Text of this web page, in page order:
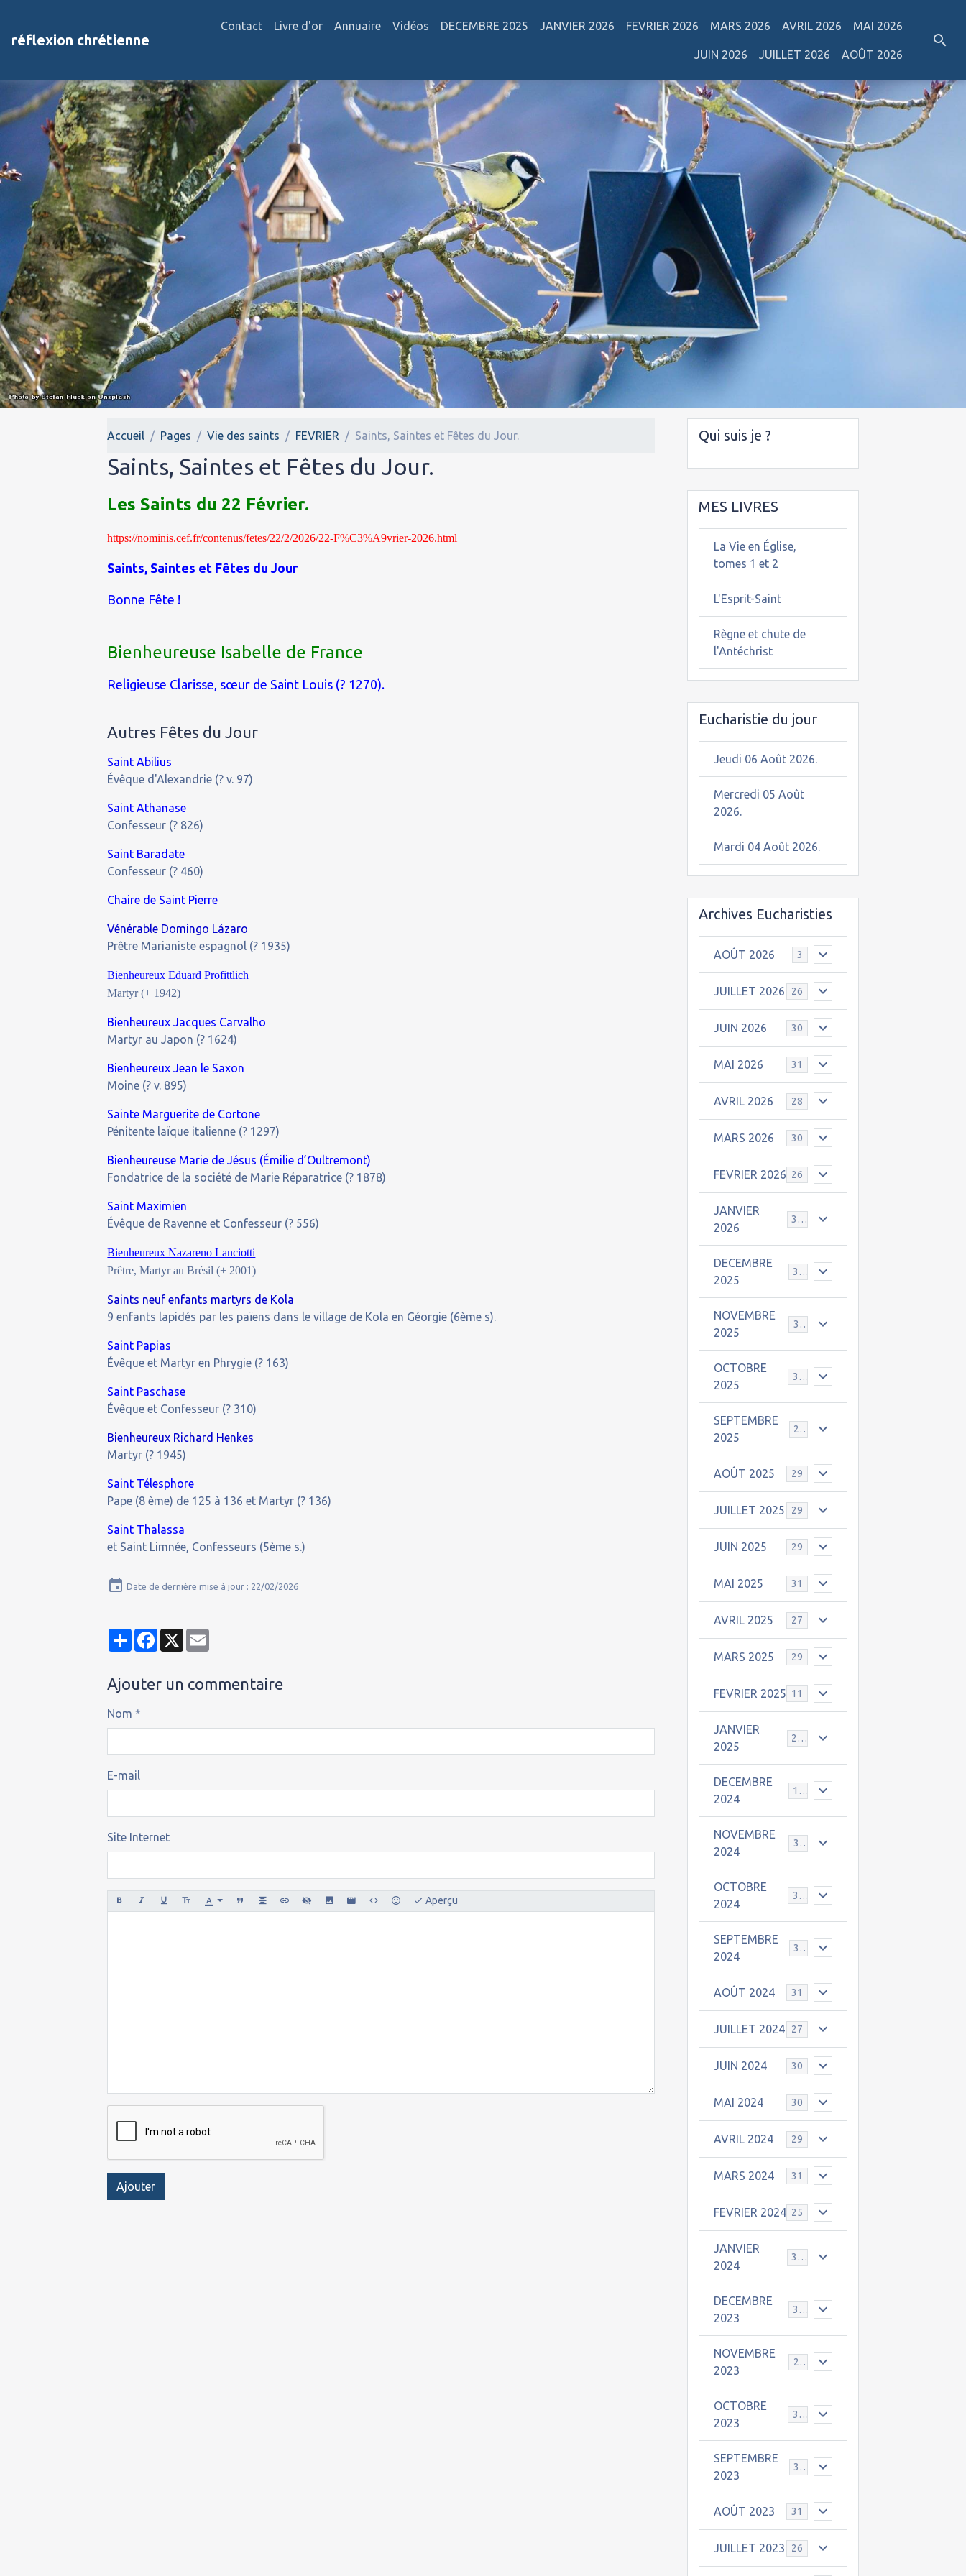
réflexion chrétienne
Contact Livre d'or Annuaire Vidéos DECEMBRE 2025 JANVIER 2026 FEVRIER 2026 MARS 2026 AVRIL 2026 MAI 2026
JUIN 2026 JUILLET 2026 AOÛT 2026
Accueil Pages Vie des saints FEVRIER Saints, Saintes et Fêtes du Jour.
Saints, Saintes et Fêtes du Jour.
Les Saints du 22 Février.
https://nominis.cef.fr/contenus/fetes/22/2/2026/22-F%C3%A9vrier-2026.html
Saints, Saintes et Fêtes du Jour
Bonne Fête !
Bienheureuse Isabelle de France
Religieuse Clarisse, sœur de Saint Louis (? 1270).
Autres Fêtes du Jour
Saint Abilius
Évêque d'Alexandrie (? v. 97)
Saint Athanase
Confesseur (? 826)
Saint Baradate
Confesseur (? 460)
Chaire de Saint Pierre
Vénérable Domingo Lázaro
Prêtre Marianiste espagnol (? 1935)
Bienheureux Eduard Profittlich
Martyr (+ 1942)
Bienheureux Jacques Carvalho
Martyr au Japon (? 1624)
Bienheureux Jean le Saxon
Moine (? v. 895)
Sainte Marguerite de Cortone
Pénitente laïque italienne (? 1297)
Bienheureuse Marie de Jésus (Émilie d’Oultremont)
Fondatrice de la société de Marie Réparatrice (? 1878)
Saint Maximien
Évêque de Ravenne et Confesseur (? 556)
Bienheureux Nazareno Lanciotti
Prêtre, Martyr au Brésil (+ 2001)
Saints neuf enfants martyrs de Kola
9 enfants lapidés par les païens dans le village de Kola en Géorgie (6ème s).
Saint Papias
Évêque et Martyr en Phrygie (? 163)
Saint Paschase
Évêque et Confesseur (? 310)
Bienheureux Richard Henkes
Martyr (? 1945)
Saint Télesphore
Pape (8 ème) de 125 à 136 et Martyr (? 136)
Saint Thalassa
et Saint Limnée, Confesseurs (5ème s.)
Date de dernière mise à jour : 22/02/2026
PartagerFacebook
X
Ajouter un commentaire
Nom
E-mail
Site Internet
Aperçu
Ajouter
Qui suis je ?
MES LIVRES
La Vie en Église,
tomes 1 et 2
L'Esprit-Saint
Règne et chute de
l'Antéchrist
Eucharistie du jour
Jeudi 06 Août 2026.
Mercredi 05 Août
2026.
Mardi 04 Août 2026.
Archives Eucharisties
AOÛT 2026 3
JUILLET 2026 26
JUIN 2026 30
MAI 2026 31
AVRIL 2026 28
MARS 2026 30
FEVRIER 2026 26
JANVIER
2026
31
DECEMBRE
2025
30
NOVEMBRE
2025
30
OCTOBRE
2025
31
SEPTEMBRE
2025
25
AOÛT 2025 29
JUILLET 2025 29
JUIN 2025 29
MAI 2025 31
AVRIL 2025 27
MARS 2025 29
FEVRIER 2025 11
JANVIER
2025
25
DECEMBRE
2024
19
NOVEMBRE
2024
30
OCTOBRE
2024
31
SEPTEMBRE
2024
30
AOÛT 2024 31
JUILLET 2024 27
JUIN 2024 30
MAI 2024 30
AVRIL 2024 29
MARS 2024 31
FEVRIER 2024 25
JANVIER
2024
30
DECEMBRE
2023
31
NOVEMBRE
2023
24
OCTOBRE
2023
31
SEPTEMBRE
2023
30
AOÛT 2023 31
JUILLET 2023 26